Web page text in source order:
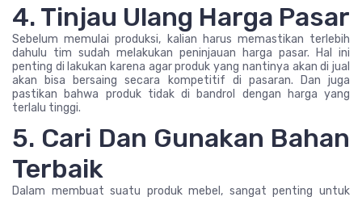
4. Tinjau Ulang Harga Pasar
Sebelum memulai produksi, kalian harus memastikan terlebih
dahulu tim sudah melakukan peninjauan harga pasar. Hal ini
penting di lakukan karena agar produk yang nantinya akan di jual
akan bisa bersaing secara kompetitif di pasaran. Dan juga
pastikan bahwa produk tidak di bandrol dengan harga yang
terlalu tinggi.
5. Cari Dan Gunakan Bahan
Terbaik
Dalam membuat suatu produk mebel, sangat penting untuk